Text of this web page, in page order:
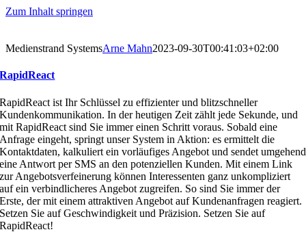
Zum Inhalt springen
Medienstrand SystemsArne Mahn2023-09-30T00:41:03+02:00
RapidReact
RapidReact ist Ihr Schlüssel zu effizienter und blitzschneller
Kundenkommunikation. In der heutigen Zeit zählt jede Sekunde, und
mit RapidReact sind Sie immer einen Schritt voraus. Sobald eine
Anfrage eingeht, springt unser System in Aktion: es ermittelt die
Kontaktdaten, kalkuliert ein vorläufiges Angebot und sendet umgehend
eine Antwort per SMS an den potenziellen Kunden. Mit einem Link
zur Angebotsverfeinerung können Interessenten ganz unkompliziert
auf ein verbindlicheres Angebot zugreifen. So sind Sie immer der
Erste, der mit einem attraktiven Angebot auf Kundenanfragen reagiert.
Setzen Sie auf Geschwindigkeit und Präzision. Setzen Sie auf
RapidReact!